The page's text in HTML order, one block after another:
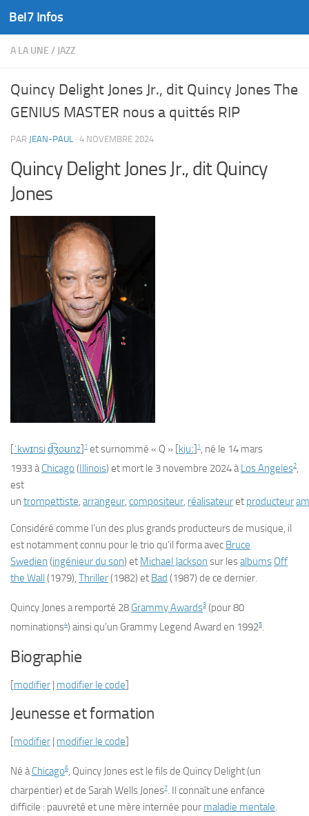
Skip to content
Bel7 Infos
A LA UNE / JAZZ
Quincy Delight Jones Jr., dit Quincy Jones The
GENIUS MASTER nous a quittés RIP
PAR JEAN-PAUL · 4 NOVEMBRE 2024
Quincy Delight Jones Jr., dit Quincy
Jones
[ˈkwɪnsi d͡ʒoʊnz] 1 et surnommé « Q » [kjuː] 1, né le 14 mars
1933àChicago (Illinois) et mort le 3 novembre 2024àLos Angeles2,
est
un trompettiste, arrangeur, compositeur, réalisateuret producteur
Considéré comme l’un des plus grands producteurs de musique, il
est notamment connu pour le trio qu’il forma avec Bruce
Swedien (ingénieur du son) et Michael Jackson sur lesalbums Off
the Wall (1979), Thriller(1982) et Bad (1987) de ce dernier.
Quincy Jones a remporté 28 Grammy Awards3 (pour 80
nominations4) ainsi qu’un Grammy Legend Award en 19925.
Biographie
[modifier | modifier le code]
Jeunesse et formation
[modifier | modifier le code]
Né àChicago6, Quincy Jones est le fils de Quincy Delight (un
charpentier) et de Sarah Wells Jones7. Il connaît une enfance
difficile : pauvreté et une mère internée pour maladie mentale.